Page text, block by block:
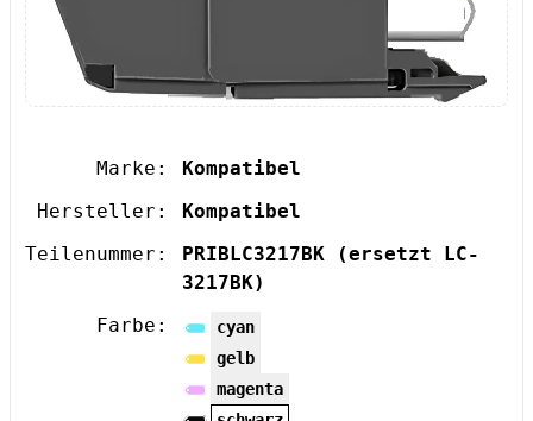
Marke:
Kompatibel
Hersteller:
Kompatibel
Teilenummer:
PRIBLC3217BK
(ersetzt LC-
3217BK)
Farbe:
cyan
gelb
magenta